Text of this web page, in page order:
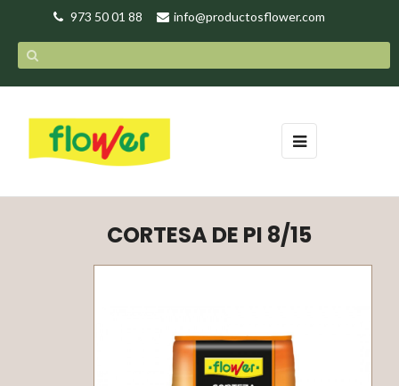
973 50 01 88 info@productosflower.com
Toggle
navigation
☰
CORTESA DE PI 8/15